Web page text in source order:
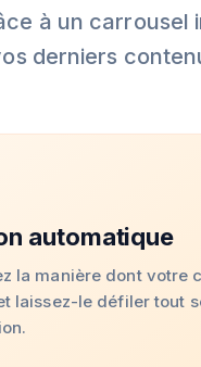
à un carrousel
derniers
automatique
la manière dont votre
laissez-le défiler tout